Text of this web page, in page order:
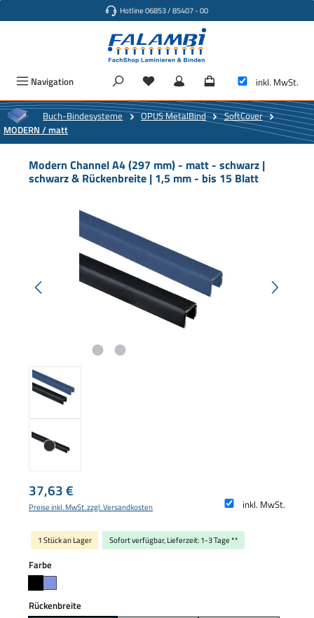
Hotline 06853 / 85407 - 00
Navigation inkl. MwSt.
Buch-Bindesysteme OPUS MetalBind
SoftCover
MODERN / matt
Modern Channel A4 (297 mm) - matt - schwarz |
schwarz & Rückenbreite | 1,5 mm - bis 15 Blatt
Bildergalerie überspringen
Regulärer Preis:
37,63 €
inkl. MwSt.
Preise inkl. MwSt. zzgl. Versandkosten
1 Stück an Lager Sofort verfügbar, Lieferzeit: 1-3 Tage **
Farbe
Rückenbreite